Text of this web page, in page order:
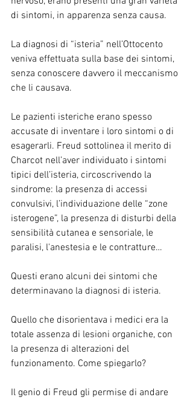
di sintomi, in apparenza senza causa.
La diagnosi di “isteria” nell’Ottocento
veniva effettuata sulla base dei sintomi,
senza conoscere davvero il meccanismo
che li causava.
Le pazienti isteriche erano spesso
accusate di inventare i loro sintomi o di
esagerarli. Freud sottolinea il merito di
Charcot nell’aver individuato i sintomi
tipici dell’isteria, circoscrivendo la
sindrome: la presenza di accessi
convulsivi, l’individuazione delle “zone
isterogene”, la presenza di disturbi della
sensibilità cutanea e sensoriale, le
paralisi, l'anestesia e le contratture…
Questi erano alcuni dei sintomi che
determinavano la diagnosi di isteria.
Quello che disorientava i medici era la
totale assenza di lesioni organiche, con
la presenza di alterazioni del
funzionamento. Come spiegarlo?
Il genio di Freud gli permise di andare